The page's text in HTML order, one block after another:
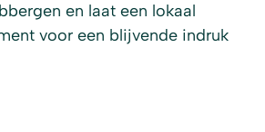
en laat een lokaal
voor een blijvende indruk